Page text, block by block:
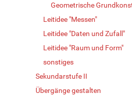
Geometrische
Leitidee "Messen"
Leitidee "Daten und Zufall"
Leitidee "Raum und Form"
sonstiges
Sekundarstufe II
Übergänge gestalten